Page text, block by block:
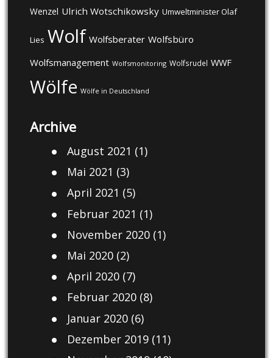
Wenzel Ulrich Wotschikowsky Umweltminister Olaf
Lies Wolf Wolfsberater Wolfsbüro
Wolfsmanagement Wolfsmonitoring Wolfsrudel WWF
Wölfe Wölfe in Deutschland
Archive
August 2021 (1)
Mai 2021 (3)
April 2021 (5)
Februar 2021 (1)
November 2020(1)
Mai 2020(2)
April 2020(7)
Februar 2020(8)
Januar 2020(6)
Dezember 2019(11)